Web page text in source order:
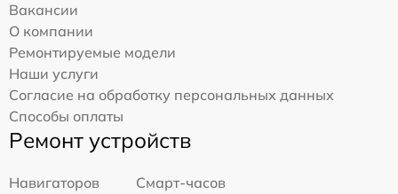
Вакансии
О компании
Ремонтируемые модели
Наши услуги
Согласие на обработку персональных данных
Способы оплаты
Ремонт устройств
Навигаторов
Смарт-часов